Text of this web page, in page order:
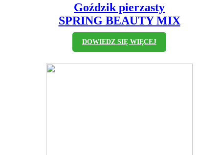
Goździk pierzasty
SPRING BEAUTY MIX
DOWIEDZ SIĘ WIĘCEJ